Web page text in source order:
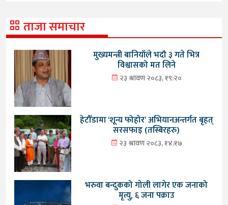
ताजा समाचार
मुख्यमन्त्री बानियाँले भदौ ३ गते भित्र
विश्वासको मत लिने
२३ श्रावण २०८३, १९:२०
हेटौँडामा ‘शून्य फोहोर’ अभियानअन्तर्गत बृहत्
सरसफाइ (तस्बिरहरु)
२३ श्रावण २०८३, १४:१७
भरुवा बन्दुकको गोली लागेर एक जनाको
मृत्यु, ६ जना पक्राउ